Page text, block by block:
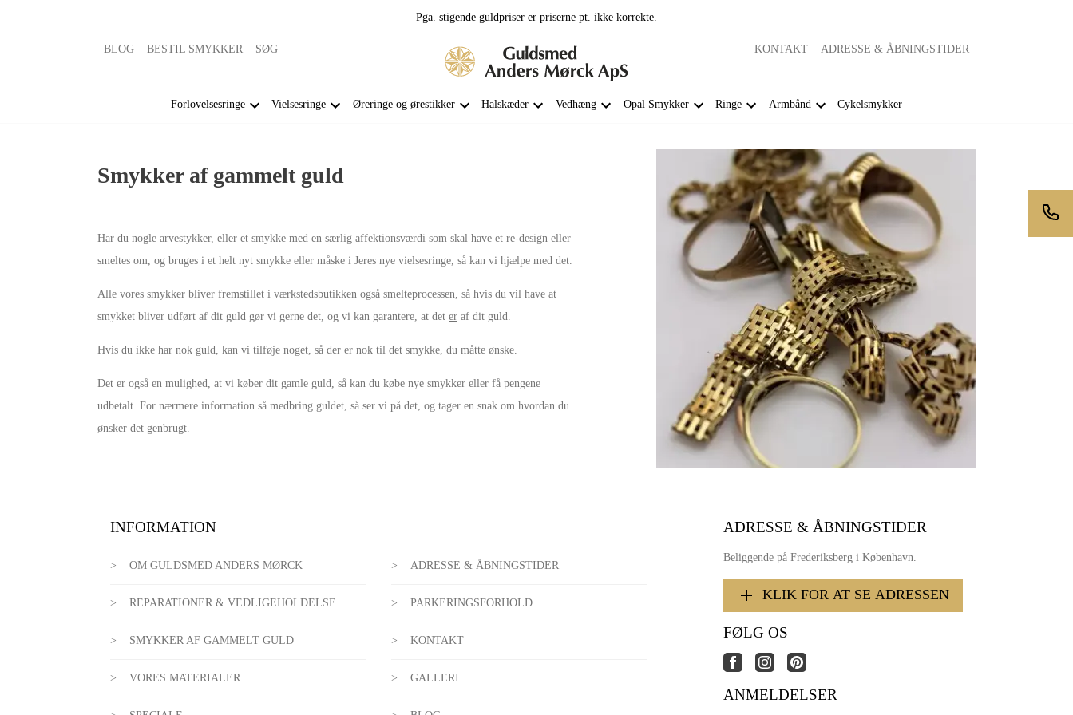
Pga. stigende guldpriser er priserne pt. ikke korrekte.
BLOG BESTIL SMYKKER SØG KONTAKT ADRESSE & ÅBNINGSTIDER
Forlovelsesringe Vielsesringe Øreringe og ørestikker Halskæder Vedhæng Opal Smykker Ringe Armbånd Cykelsmykker
Smykker af gammelt guld
Har du nogle arvestykker, eller et smykke med en særlig affektionsværdi som skal have et re-design eller
smeltes om, og bruges i et helt nyt smykke eller måske i Jeres nye vielsesringe, så kan vi hjælpe med det.
Alle vores smykker bliver fremstillet i værkstedsbutikken også smelteprocessen, så hvis du vil have at
smykket bliver udført af dit guld gør vi gerne det, og vi kan garantere, at det er af dit guld.
Hvis du ikke har nok guld, kan vi tilføje noget, så der er nok til det smykke, du måtte ønske.
Det er også en mulighed, at vi køber dit gamle guld, så kan du købe nye smykker eller få pengene
udbetalt. For nærmere information så medbring guldet, så ser vi på det, og tager en snak om hvordan du
ønsker det genbrugt.
INFORMATION
OM GULDSMED ANDERS MØRCK
REPARATIONER & VEDLIGEHOLDELSE
SMYKKER AF GAMMELT GULD
VORES MATERIALER
ADRESSE & ÅBNINGSTIDER
PARKERINGSFORHOLD
KONTAKT
GALLERI
ADRESSE & ÅBNINGSTIDER
Beliggende på Frederiksberg i København.
KLIK FOR AT SE ADRESSEN
FØLG OS
ANMELDELSER